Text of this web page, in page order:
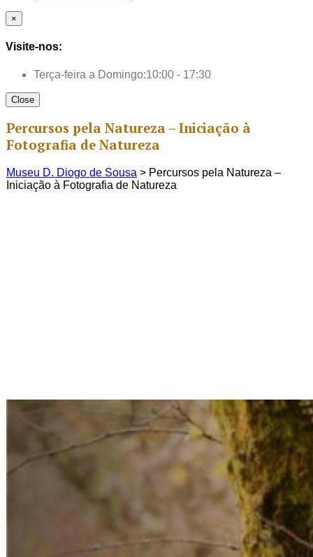
×
Visite-nos:
Terça-feira a Domingo:10:00 - 17:30
Close
Percursos pela Natureza – Iniciação à
Fotografia de Natureza
Museu D. Diogo de Sousa > Percursos pela Natureza –
Iniciação à Fotografia de Natureza